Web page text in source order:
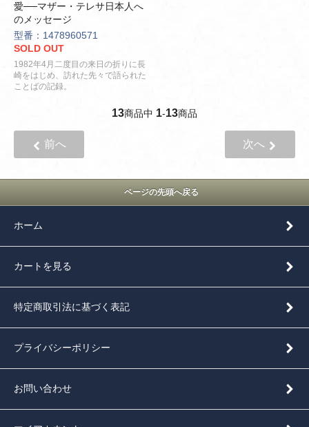
愛──マザー・テレサ日本人へ
のメッセージ
型番：1478960571
SOLD OUT
1982年4月二度目の来日の折りに長
崎をはじめ、訪れた先々で語られた
ことばの記録。
13商品中 1-13商品
前へ 次へ
ページの先頭へ戻る
ホーム
カートを見る
特定商取引法に基づく表記
プライバシーポリシー
お問い合わせ